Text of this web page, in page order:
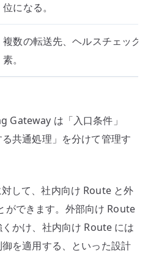
位になる。
複数の転送先、ヘルスチェック
素。
Gateway は「入口条件」
共通処理」を分けて管理す
して、社内向け Route と外
ができます。外部向け Route
かけ、社内向け Route には
を適用する、といった設計